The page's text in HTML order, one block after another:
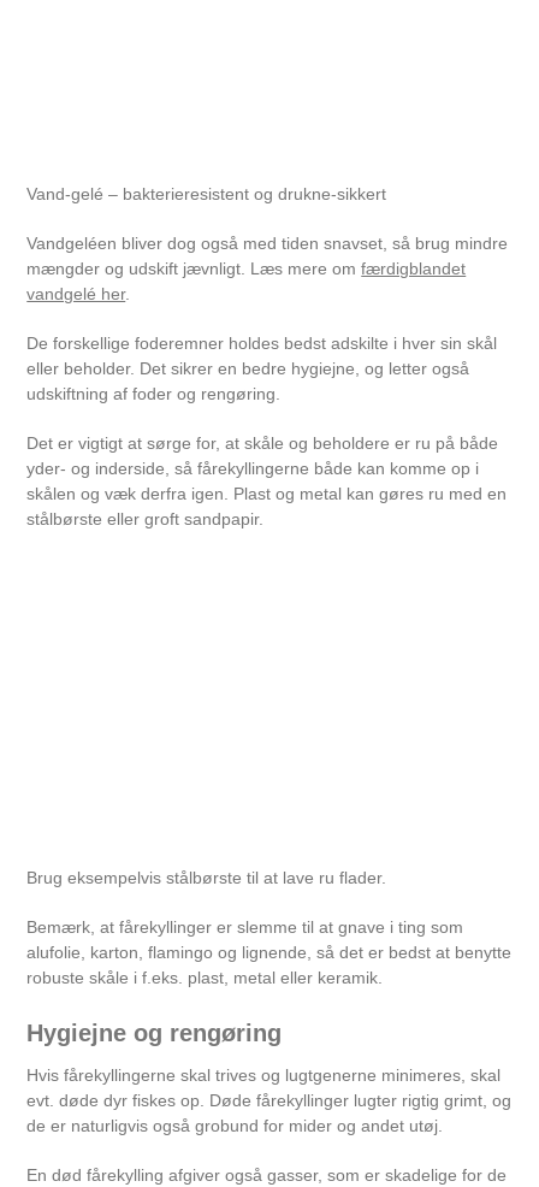
Vand-gelé – bakterieresistent og drukne-sikkert
Vandgeléen bliver dog også med tiden snavset, så brug mindre
mængder og udskift jævnligt. Læs mere omfærdigblandet
vandgelé her.
De forskellige foderemner holdes bedst adskilte i hver sin skål
eller beholder. Det sikrer en bedre hygiejne, og letter også
udskiftning af foder og rengøring.
Det er vigtigt at sørge for, at skåle og beholdere er ru på både
yder- og inderside, så fårekyllingerne både kan komme op i
skålen og væk derfra igen. Plast og metal kan gøres ru med en
stålbørste eller groft sandpapir.
Brug eksempelvis stålbørste til at lave ru flader.
Bemærk, at fårekyllinger er slemme til at gnave i ting som
alufolie, karton, flamingo og lignende, så det er bedst at benytte
robuste skåle i f.eks. plast, metal eller keramik.
Hygiejne og rengøring
Hvis fårekyllingerne skal trives og lugtgenerne minimeres, skal
evt. døde dyr fiskes op. Døde fårekyllinger lugter rigtig grimt, og
de er naturligvis også grobund for mider og andet utøj.
En død fårekylling afgiver også gasser, som er skadelige for de